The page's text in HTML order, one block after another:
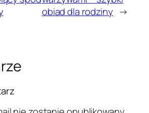
obiad dla rodziny →